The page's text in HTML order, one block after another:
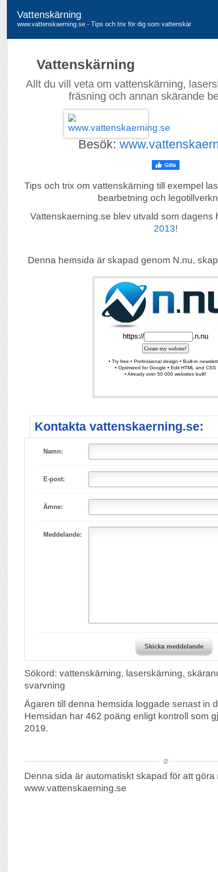
Vattenskärning
www.vattenskaerning.se - Tips och trix för dig som vattenskär
Vattenskärning
Allt du vill veta om vattenskärning,
fräsning och annan skärande
Besök:
Tips och trix om vattenskärning till exempel
bearbetning och
Vattenskaerning.se blev utvald som
2013!
Denna hemsida är skapad genom N.nu,
Kontakta vattenskaerning.se:
Namn:
E-post:
Ämne:
Meddelande:
Skicka meddelande
Sökord: vattenskärning, laserskärning,
svarvning
Ägaren till denna hemsida loggade senast in
Hemsidan har 462 poäng enligt kontroll som
2019.
Denna sida är automatiskt skapad för att göra
www.vattenskaerning.se